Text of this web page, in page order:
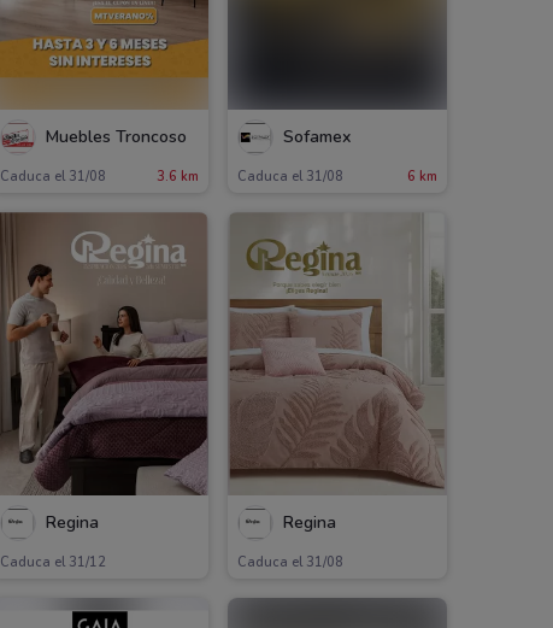
Muebles Troncoso
Caduca el 31/08 3.6 km
Sofamex
Caduca el 31/08 6 km
Regina
Caduca el 31/12
Regina
Caduca el 31/08